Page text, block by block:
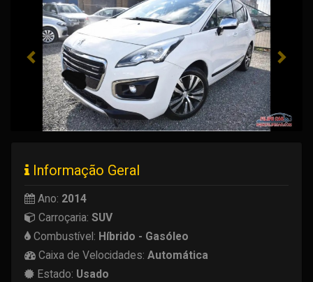
Informação Geral
Ano: 2014
Carroçaria: SUV
Combustível: Híbrido - Gasóleo
Caixa de Velocidades: Automática
Estado: Usado